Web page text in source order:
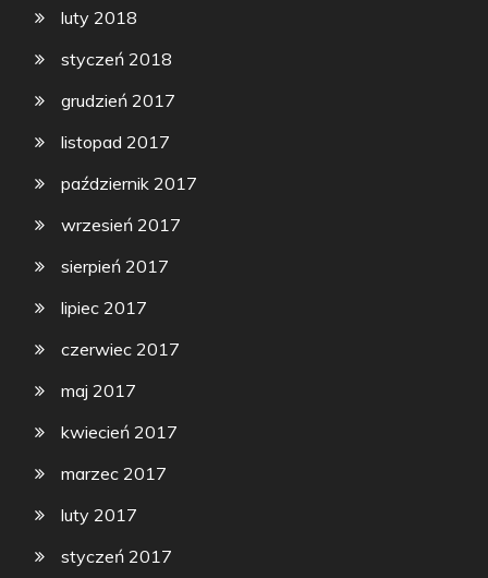
luty 2018
styczeń 2018
grudzień 2017
listopad 2017
październik 2017
wrzesień 2017
sierpień 2017
lipiec 2017
czerwiec 2017
maj 2017
kwiecień 2017
marzec 2017
luty 2017
styczeń 2017